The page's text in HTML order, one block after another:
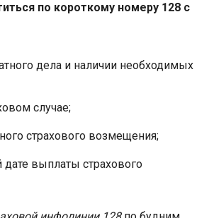
по короткому номеру 128 с
дела и наличии необходимых
случае;
страхового возмещения;
дате выплаты страхового